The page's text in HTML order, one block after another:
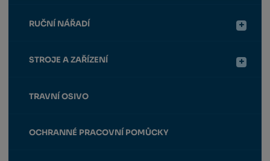
RUČNÍ NÁŘADÍ
STROJE A ZAŘÍZENÍ
TRAVNÍ OSIVO
OCHRANNÉ PRACOVNÍ POMŮCKY